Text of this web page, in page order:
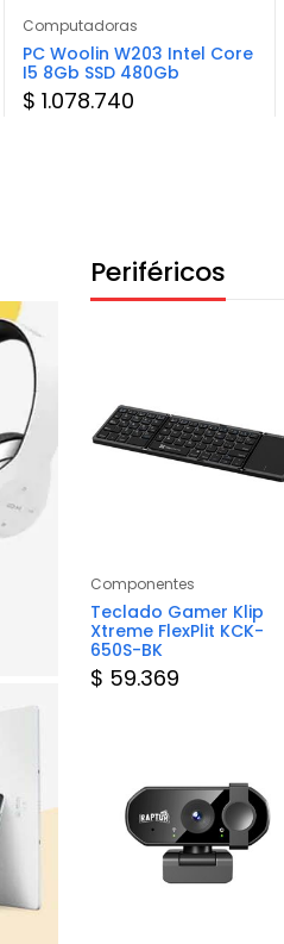
Computadoras
PC Woolin W203 Intel Core
I5 8Gb SSD 480Gb
$ 1.078.740
Periféricos
Componentes
Teclado Gamer Klip
Xtreme FlexPlit KCK-
650S-BK
$ 59.369